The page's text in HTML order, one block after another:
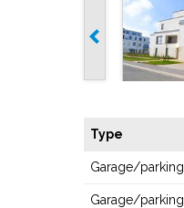
Type
Garage/parking
Garage/parking